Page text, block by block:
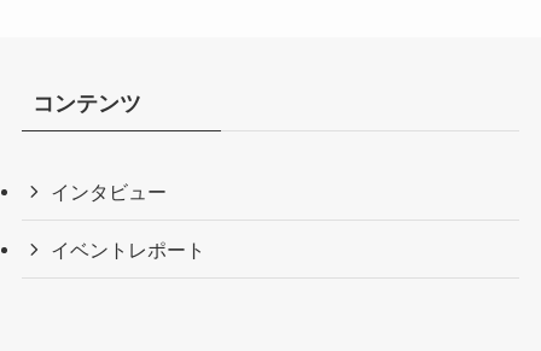
コンテンツ
インタビュー
イベントレポート